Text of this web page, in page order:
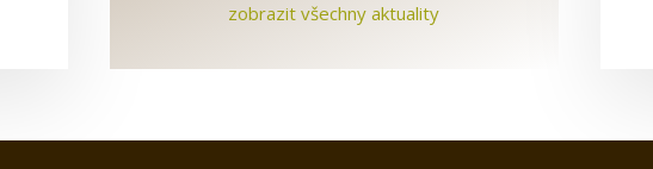
zobrazit všechny aktuality